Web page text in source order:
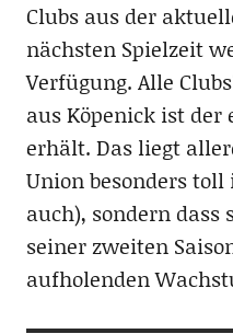
Clubs aus der
nächsten Spielzeit
Verfügung. Alle
aus Köpenick ist der
erhält. Das liegt
Union besonders
auch), sondern dass
seiner zweiten
aufholenden